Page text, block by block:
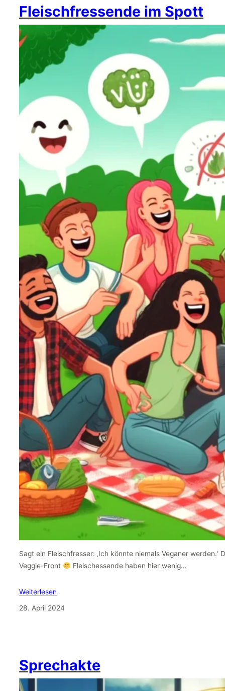
Fleischfressende im Spott
Sagt ein Fleischfresser: ‚Ich könnte niemals Veganer
Veggie-Front
Fleischessende haben hier wenig…
Weiterlesen
28. April 2024
Sprechakte